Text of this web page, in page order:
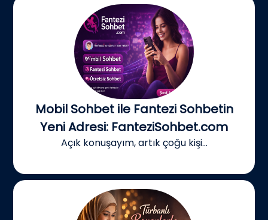
Mobil Sohbet ile Fantezi Sohbetin
Yeni Adresi: FanteziSohbet.com
Açık konuşayım, artık çoğu kişi...